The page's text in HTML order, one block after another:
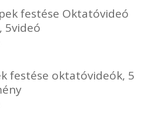
festése Oktatóvideó
5videó
festése oktatóvideók, 5